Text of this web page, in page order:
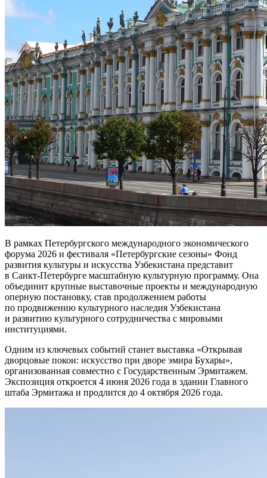
В рамках Петербургского международного экономического
форума 2026 и фестиваля «Петербургские сезоны» Фонд
развития культуры и искусства Узбекистана представит
в Санкт-Петербурге масштабную культурную программу. Она
объединит крупные выставочные проекты и международную
оперную постановку, став продолжением работы
по продвижению культурного наследия Узбекистана
и развитию культурного сотрудничества с мировыми
институциями.
Одним из ключевых событий станет выставка «Открывая
дворцовые покои: искусство при дворе эмира Бухары»,
организованная совместно с Государственным Эрмитажем.
Экспозиция откроется 4 июня 2026 года в здании Главного
штаба Эрмитажа и продлится до 4 октября 2026 года.